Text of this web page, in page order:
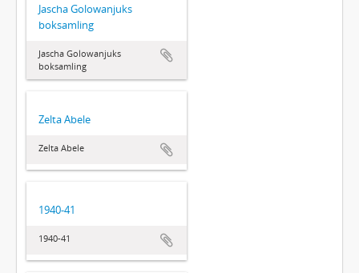
Jascha Golowanjuks
boksamling
Jascha Golowanjuks
boksamling
Zelta Abele
Zelta Abele
1940-41
1940-41